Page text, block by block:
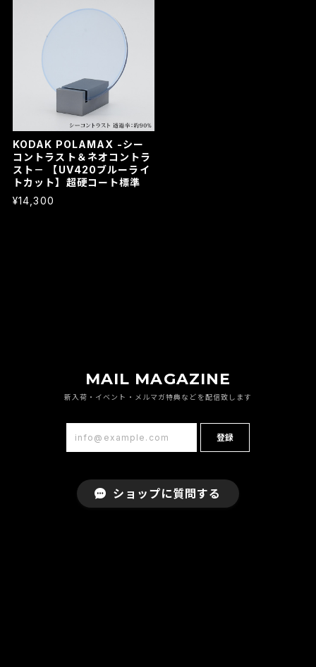
KODAK POLAMAX -シー
コントラスト＆ネオコントラ
スト－ 【UV420ブルーライ
トカット】超硬コート標準
¥14,300
MAIL MAGAZINE
新入荷・イベント・メルマガ特典などを配信致します
登録
ショップに質問する